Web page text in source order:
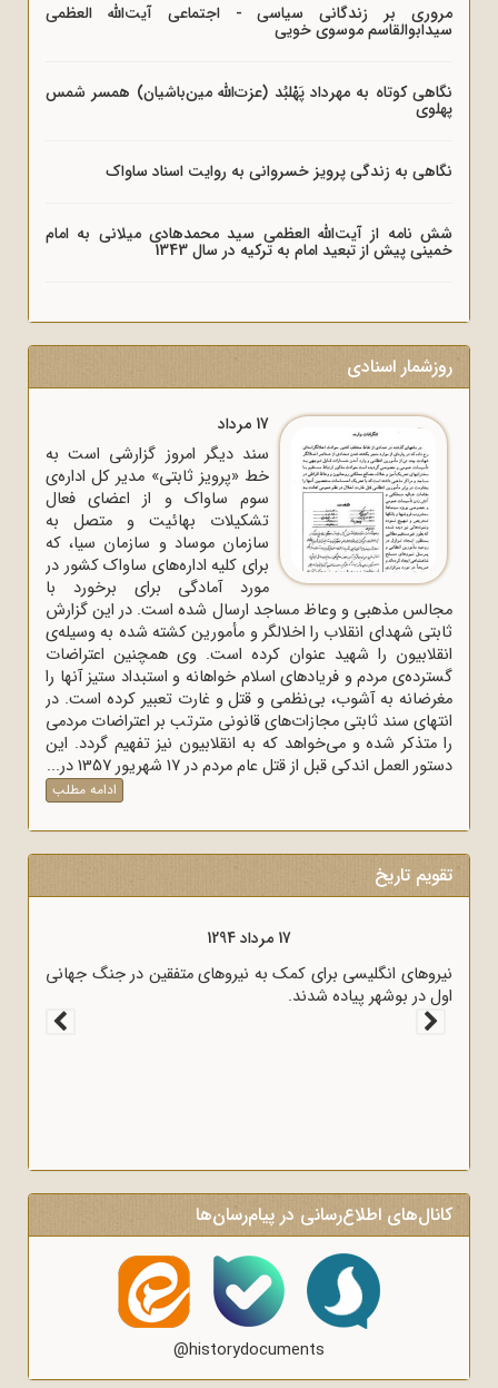
مروری بر زندگانی سیاسی - اجتماعی آیت‌الله العظمی
سیدابوالقاسم موسوی خویی
نگاهی کوتاه به مهرداد پَهْلبُد (عزت‌الله مین‌باشیان) همسر شمس
پهلوی
نگاهی به زندگی پرویز خسروانی به روایت اسناد ساواک
شش نامه از آیت‌الله العظمی سید محمدهادی میلانی به امام
خمینی پیش از تبعید امام به ترکیه در سال 1343
روزشمار اسنادی
17 مرداد
سند دیگر امروز گزارشی است به
خط «پرویز ثابتی» مدیر کل اداره‌ی
سوم ساواک و از اعضای فعال
تشکیلات بهائیت و متصل به
سازمان موساد و سازمان سیا، که
برای کلیه اداره‌های ساواک‌ کشور در
مورد آمادگی برای برخورد با
مجالس مذهبی و وعاظ مساجد ارسال شده است. در این گزارش
ثابتی شهدای انقلاب را اخلالگر و مأمورین کشته شده به وسیله‌ی
انقلابیون را شهید عنوان کرده است. وی همچنین اعتراضات
گسترده‌ی مردم و فریادهای اسلام خواهانه و استبداد ستیز آنها را
مغرضانه به آشوب، بی‌نظمی و قتل و غارت تعبیر کرده است. در
انتهای سند ثابتی مجازات‌های قانونی مترتب بر اعتراضات مردمی
را متذکر شده و می‌خواهد که به انقلابیون نیز تفهیم گردد. این
دستور العمل اندکی قبل از قتل عام مردم در 17 شهریور 1357 در...
ادامه مطلب
تقویم تاریخ
17 مرداد 1298
قرارداد 1919 که عملاً ایران را مستعمره انگلستان می‌کرد، به وسیله
وثوق‌الدوله با انگلیسی‌ها امضا شد.
کانال‌های اطلاع‌رسانی در پیام‌رسان‌ها
@historydocuments